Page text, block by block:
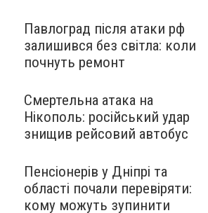
Павлоград після атаки рф
залишився без світла: коли
почнуть ремонт
Смертельна атака на
Нікополь: російський удар
знищив рейсовий автобус
Пенсіонерів у Дніпрі та
області почали перевіряти:
кому можуть зупинити